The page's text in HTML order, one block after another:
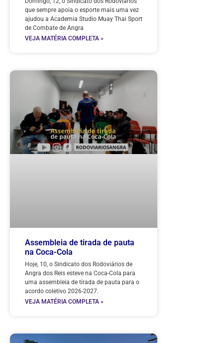
que sempre apoia o esporte mais uma vez
ajudou a Academia Studio Muay Thai Sport
de Combate de Angra
VEJA MATÉRIA COMPLETA »
Assembleia de tirada de pauta
na Coca-Cola
Hoje, 10, o Sindicato dos Rodoviários de
Angra dos Reis esteve na Coca-Cola para
uma assembleia de tirada de pauta para o
acordo coletivo 2026-2027.
VEJA MATÉRIA COMPLETA »